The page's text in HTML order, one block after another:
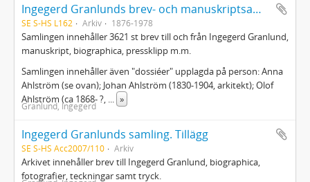
Ingegerd Granlunds brev- och manuskriptsamling
SE S-HS L162 Arkiv 1876-1978
Samlingen innehåller 3621 st brev till och från Ingegerd Granlund,
manuskript, biographica, pressklipp m.m.
Samlingen innehåller även "dossiéer" upplagda på person: Anna
Ahlström (se ovan); Johan Ahlström (1830-1904, arkitekt); Olof
Ahlström (ca 1868- ?, ... »
Granlund, Ingegerd
Ingegerd Granlunds samling. Tillägg
SE S-HS Acc2007/110 Arkiv
Arkivet innehåller brev till Ingegerd Granlund, biographica,
fotografier, teckningar samt tryck.